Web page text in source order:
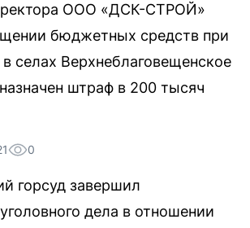
ООО «ДСК-СТРОЙ»
бюджетных средств при
селах Верхнеблаговещенское
штраф в 200 тысяч
0
горсуд завершил
дела в отношении